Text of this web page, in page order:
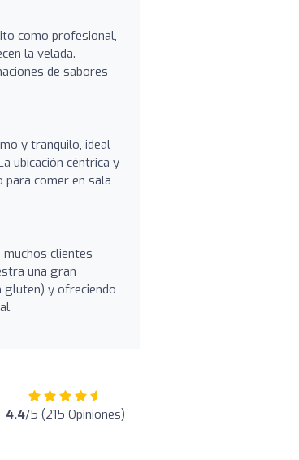
como profesional,
la velada.
de sabores
y tranquilo, ideal
ubicación céntrica y
comer en sala
clientes
una gran
gluten) y ofreciendo
4.4/5 (215 Opiniones)